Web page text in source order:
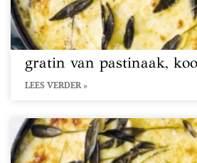
gratin van pastinaak,
LEES VERDER »